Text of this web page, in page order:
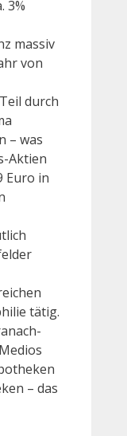
3%
massiv
von
durch
– was
Aktien
Euro in
tätig.
– das